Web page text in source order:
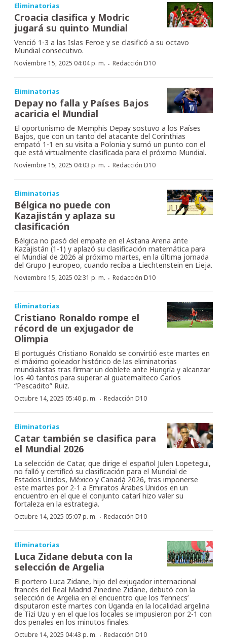
Eliminatorias
Croacia clasifica y Modric
jugará su quinto Mundial
Venció 1-3 a las Islas Feroe y se clasificó a su octavo
Mundial consecutivo.
Noviembre 15, 2025 04:04 p. m. · Redacción D10
Eliminatorias
Depay no falla y Países Bajos
acaricia el Mundial
El oportunismo de Memphis Depay sostuvo a los Países
Bajos, que con un tanto del atacante del Corinthias
empató 1-1 en su visita a Polonia y sumó un punto con el
que está virtualmente clasificada para el próximo Mundial.
Noviembre 15, 2025 04:03 p. m. · Redacción D10
Eliminatorias
Bélgica no puede con
Kazajistán y aplaza su
clasificación
Bélgica no pasó del empate en el Astana Arena ante
Kazajistán (1-1) y aplazó su clasificación matemática para
el Mundial de 2026 al próximo martes, en la última jornada
del Grupo J europeo, cuando reciba a Liechtenstein en Lieja.
Noviembre 15, 2025 02:31 p. m. · Redacción D10
Eliminatorias
Cristiano Ronaldo rompe el
récord de un exjugador de
Olimpia
El portugués Cristiano Ronaldo se convirtió este martes en
el máximo goleador histórico de las eliminatorias
mundialistas tras firmar un doblete ante Hungría y alcanzar
los 40 tantos para superar al guatemalteco Carlos
“Pescadito” Ruiz.
Octubre 14, 2025 05:40 p. m. · Redacción D10
Eliminatorias
Catar también se clasifica para
el Mundial 2026
La selección de Catar, que dirige el español Julen Lopetegui,
no falló y certificó su clasificación para el Mundial de
Estados Unidos, México y Canadá 2026, tras imponerse
este martes por 2-1 a Emiratos Árabes Unidos en un
encuentro en el que el conjunto catarí hizo valer su
fortaleza en la estrategia.
Octubre 14, 2025 05:07 p. m. · Redacción D10
Eliminatorias
Luca Zidane debuta con la
selección de Argelia
El portero Luca Zidane, hijo del exjugador internacional
francés del Real Madrid Zinedine Zidane, debutó con la
selección de Argelia en el encuentro que los ‘fennecs’
disputaron este martes con Uganda en la localidad argelina
de Tizi Uzu y en el que los locales se impusieron por 2-1 con
dos penales en los minutos finales.
Octubre 14, 2025 04:43 p. m. · Redacción D10